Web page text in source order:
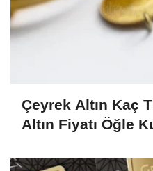
Çeyrek Altın Kaç
Altın Fiyatı Öğle